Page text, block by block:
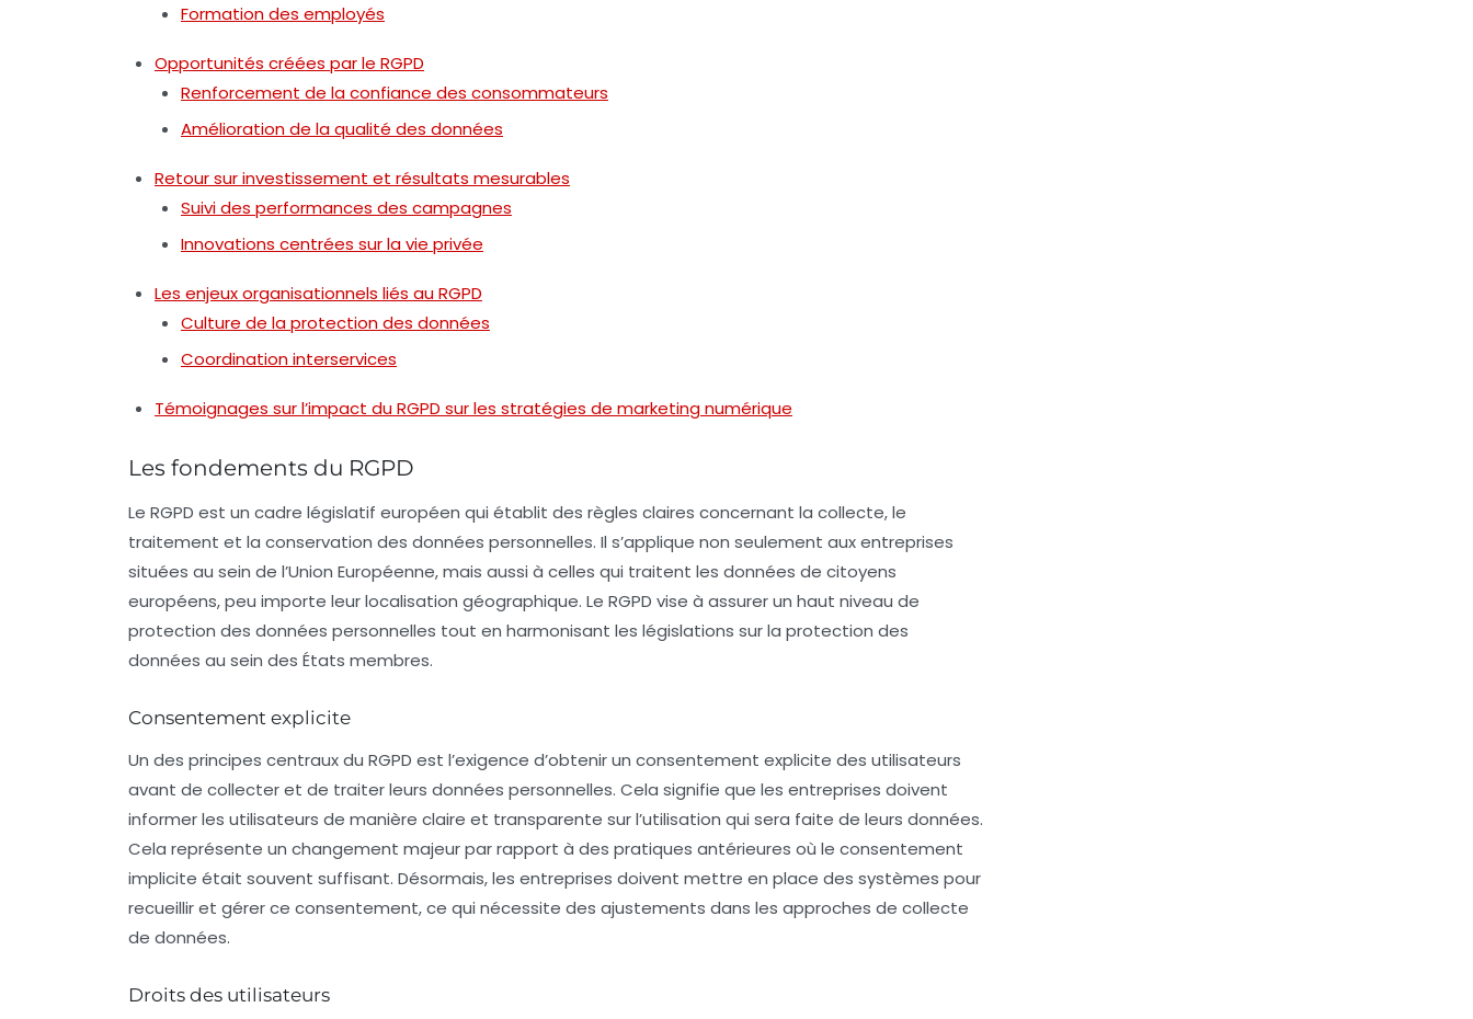
Formation des employés
Opportunités créées par le RGPD
Renforcement de la confiance des consommateurs
Amélioration de la qualité des données
Retour sur investissement et résultats mesurables
Suivi des performances des campagnes
Innovations centrées sur la vie privée
Les enjeux organisationnels liés au RGPD
Culture de la protection des données
Coordination interservices
Témoignages sur l’impact du RGPD sur les stratégies de marketing numérique
Les fondements du RGPD
Le RGPD est un cadre législatif européen qui établit des règles claires concernant la collecte, le
traitement et la conservation des données personnelles. Il s’applique non seulement aux entreprises
situées au sein de l’Union Européenne, mais aussi à celles qui traitent les données de citoyens
européens, peu importe leur localisation géographique. Le RGPD vise à assurer un haut niveau de
protection des données personnelles tout en harmonisant les législations sur la protection des
données au sein des États membres.
Consentement explicite
Un des principes centraux du RGPD est l’exigence d’obtenir un consentement explicite des utilisateurs
avant de collecter et de traiter leurs données personnelles. Cela signifie que les entreprises doivent
informer les utilisateurs de manière claire et transparente sur l’utilisation qui sera faite de leurs données.
Cela représente un changement majeur par rapport à des pratiques antérieures où le consentement
implicite était souvent suffisant. Désormais, les entreprises doivent mettre en place des systèmes pour
recueillir et gérer ce consentement, ce qui nécessite des ajustements dans les approches de collecte
de données.
Droits des utilisateurs